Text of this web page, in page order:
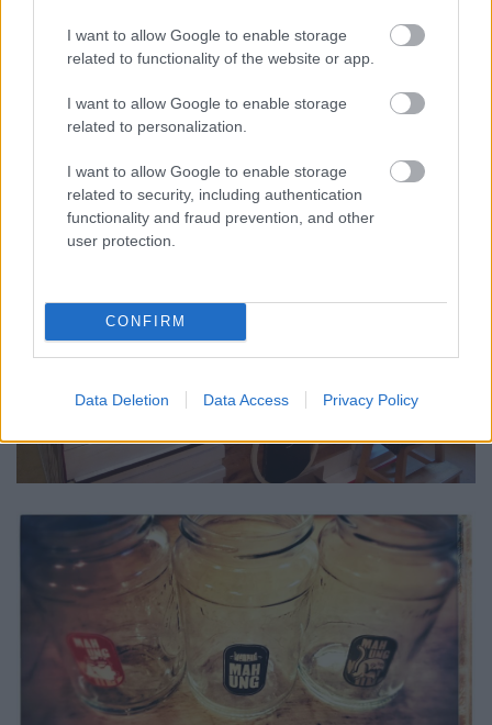
I want to allow Google to enable storage
related to functionality of the website or app.
I want to allow Google to enable storage
related to personalization.
I want to allow Google to enable storage
related to security, including authentication
functionality and fraud prevention, and other
user protection.
CONFIRM
Data Deletion Data Access Privacy Policy
Na jó, nem. Mindenesetre menjetek el aMahungba
fránya öko tiszítítószerről. Mesés élmény lesz.